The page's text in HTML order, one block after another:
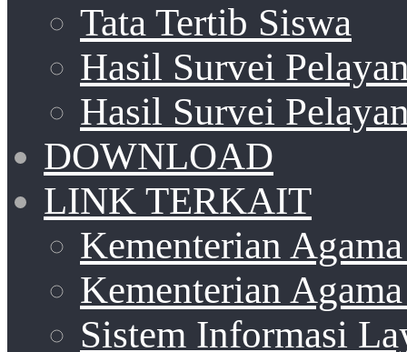
Tata Tertib Siswa
Hasil Survei
Hasil Survei
DOWNLOAD
LINK TERKAIT
Kementerian
Kementerian
Sistem Informasi